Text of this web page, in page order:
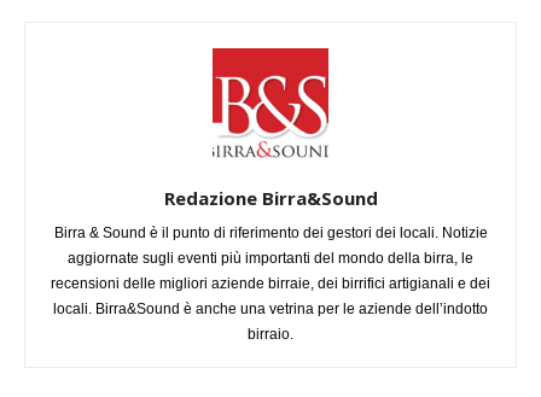
Redazione Birra&Sound
Birra & Sound è il punto di riferimento dei gestori dei locali. Notizie
aggiornate sugli eventi più importanti del mondo della birra, le
recensioni delle migliori aziende birraie, dei birrifici artigianali e dei
locali. Birra&Sound è anche una vetrina per le aziende dell’indotto
birraio.